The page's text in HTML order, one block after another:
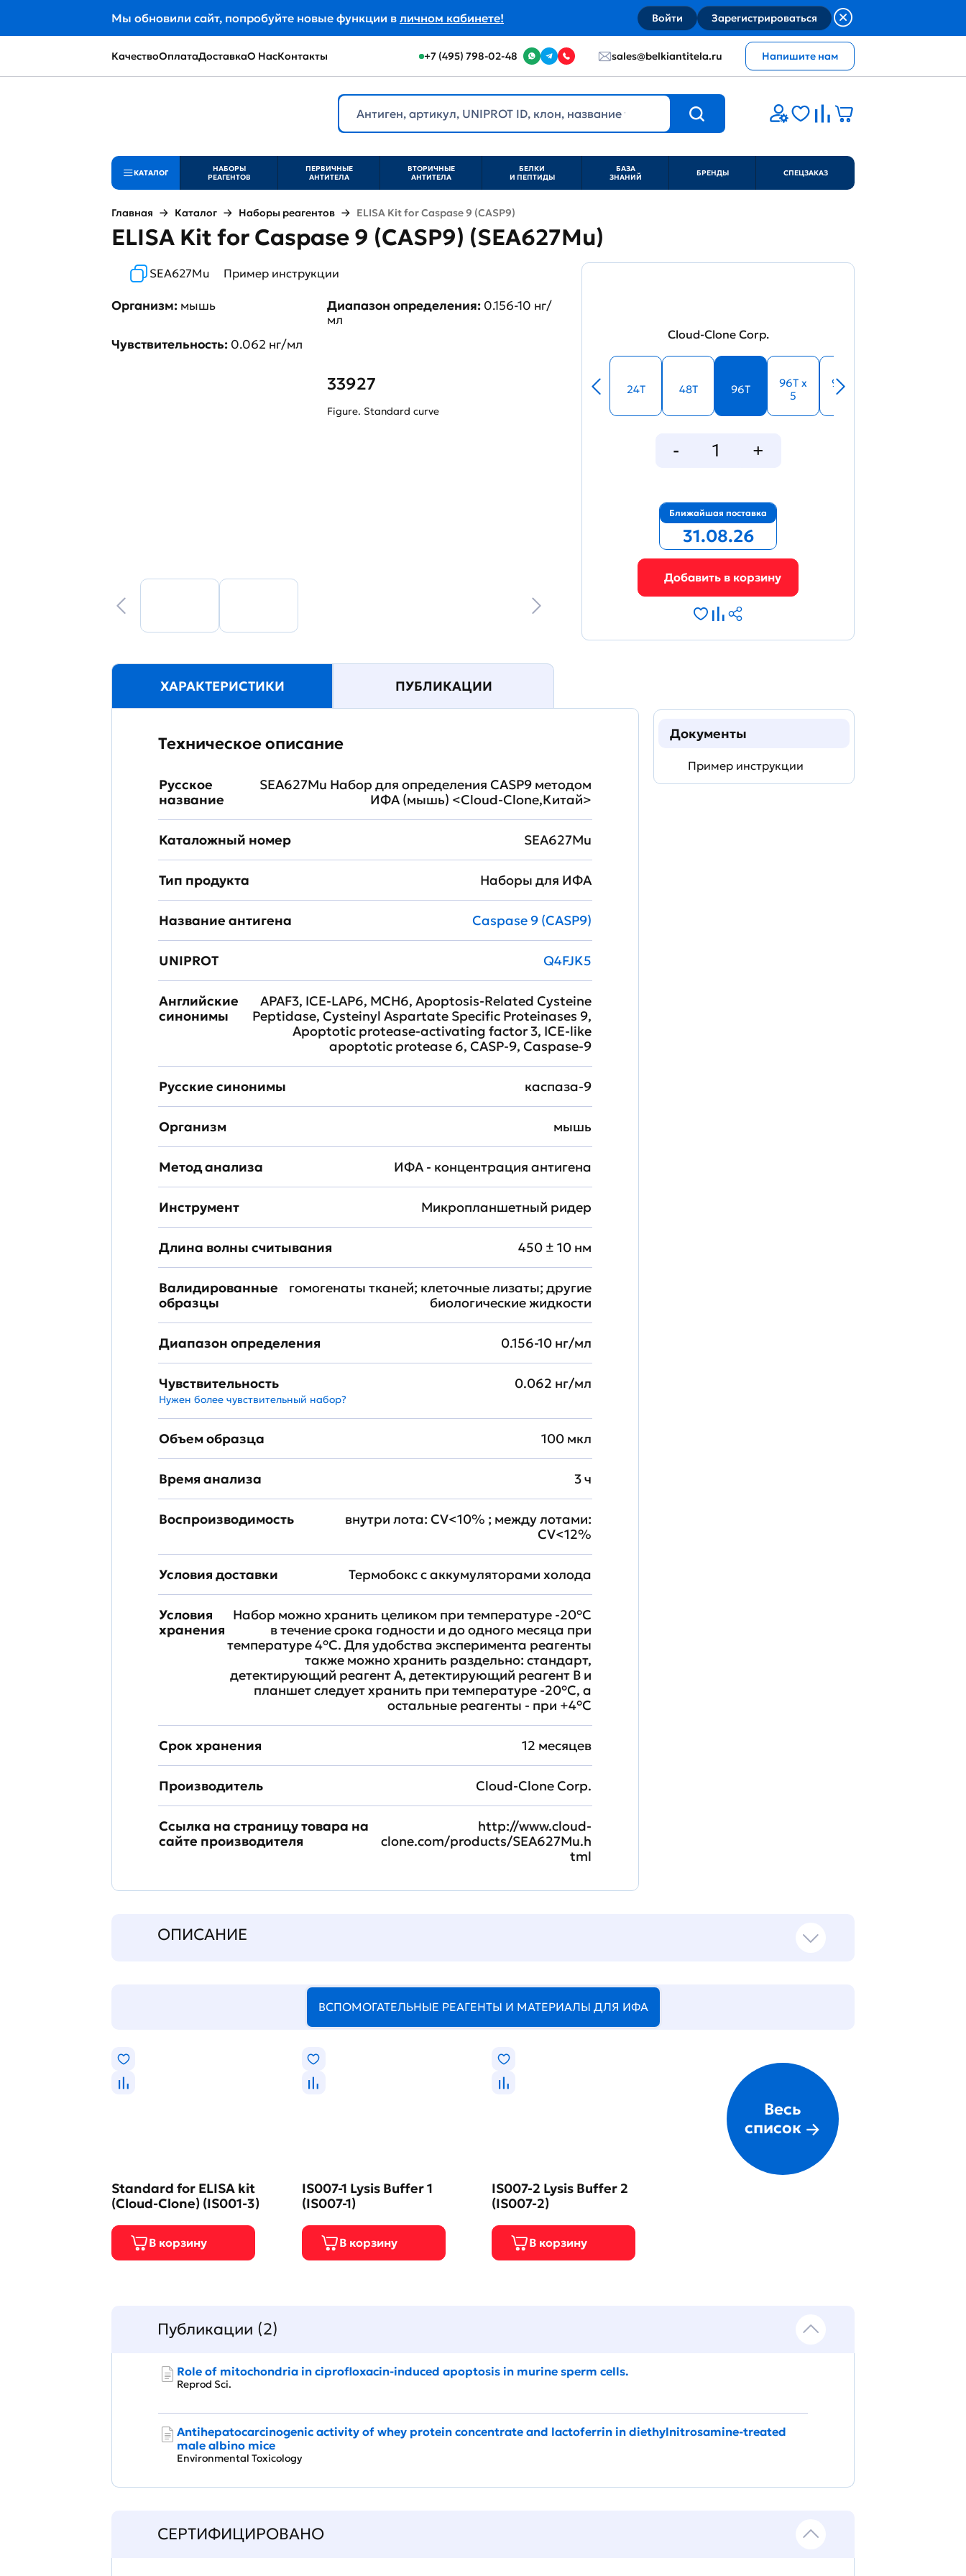
Мы обновили сайт, попробуйте новые функции в личном кабинете! Войти Зарегистрироваться
КачествоОплатаДоставкаО НасКонтакты +7 (495) 798-02-48 sales@belkiantitela.ru Напишите нам
КАТАЛОГ
НАБОРЫ
РЕАГЕНТОВ
ПЕРВИЧНЫЕ
АНТИТЕЛА
ВТОРИЧНЫЕ
АНТИТЕЛА
БЕЛКИ
И ПЕПТИДЫ
БАЗА
ЗНАНИЙ
БРЕНДЫ СПЕЦЗАКАЗ
Главная Каталог Наборы реагентов ELISA Kit for Caspase 9 (CASP9)
ELISA Kit for Caspase 9 (CASP9) (SEA627Mu)
SEA627Mu Пример инструкции
Организм: мышь Диапазон определения: 0.156-10 нг/
мл
Чувствительность: 0.062 нг/мл
33927
Figure. Standard curve
Cloud-Clone Corp.
24T 48T 96T
96T x
5
96T x
10
Ближайшая поставка
31.08.26
ХАРАКТЕРИСТИКИ ПУБЛИКАЦИИ
Техническое описание
Русское
название
SEA627Mu Набор для определения CASP9 методом
ИФА (мышь) <Cloud-Clone,Китай>
Каталожный номер SEA627Mu
Тип продукта Наборы для ИФА
Название антигена Caspase 9 (CASP9)
UNIPROT Q4FJK5
Английские
синонимы
APAF3, ICE-LAP6, MCH6, Apoptosis-Related Cysteine
Peptidase, Cysteinyl Aspartate Specific Proteinases 9,
Apoptotic protease-activating factor 3, ICE-like
apoptotic protease 6, CASP-9, Caspase-9
Русские синонимы каспаза-9
Организм мышь
Метод анализа ИФА - концентрация антигена
Инструмент Микропланшетный ридер
Длина волны считывания 450 ± 10 нм
Валидированные
образцы
гомогенаты тканей; клеточные лизаты; другие
биологические жидкости
Диапазон определения 0.156-10 нг/мл
Чувствительность
Нужен более чувствительный набор?
0.062 нг/мл
Объем образца 100 мкл
Время анализа 3 ч
Воспроизводимость
внутри лота: CV<10% ; между лотами:
CV<12%
Условия доставки Термобокс с аккумуляторами холода
Условия
хранения
Набор можно хранить целиком при температуре -20°C
в течение срока годности и до одного месяца при
температуре 4°C. Для удобства эксперимента реагенты
также можно хранить раздельно: стандарт,
детектирующий реагент A, детектирующий реагент B и
планшет следует хранить при температуре -20°C, а
остальные реагенты - при +4°С
Срок хранения 12 месяцев
Производитель Cloud-Clone Corp.
Ссылка на страницу товара на
сайте производителя
http://www.cloud-
clone.com/products/SEA627Mu.h
tml
Документы
Пример инструкции
ОПИСАНИЕ
ВСПОМОГАТЕЛЬНЫЕ РЕАГЕНТЫ И МАТЕРИАЛЫ ДЛЯ ИФА
Standard for ELISA kit
(Cloud-Clone) (IS001-3)
IS007-1 Lysis Buffer 1
(IS007-1)
IS007-2 Lysis Buffer 2
(IS007-2)
Весь
список
Публикации (2)
Role of mitochondria in ciprofloxacin-induced apoptosis in murine sperm cells.
Reprod Sci.
Antihepatocarcinogenic activity of whey protein concentrate and lactoferrin in diethylnitrosamine‐treated
male albino mice
Environmental Toxicology
СЕРТИФИЦИРОВАНО